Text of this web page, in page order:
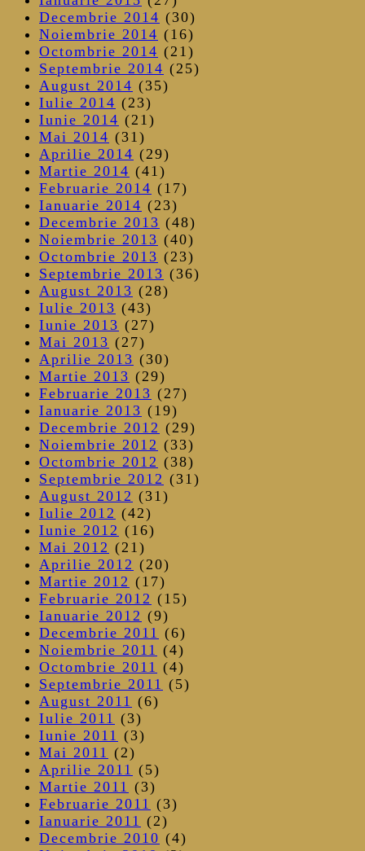
Decembrie 2014 (30)
Noiembrie 2014 (16)
Octombrie 2014 (21)
Septembrie 2014 (25)
August 2014 (35)
Iulie 2014 (23)
Iunie 2014 (21)
Mai 2014 (31)
Aprilie 2014 (29)
Martie 2014 (41)
Februarie 2014 (17)
Ianuarie 2014 (23)
Decembrie 2013 (48)
Noiembrie 2013 (40)
Octombrie 2013 (23)
Septembrie 2013 (36)
August 2013 (28)
Iulie 2013 (43)
Iunie 2013 (27)
Mai 2013 (27)
Aprilie 2013 (30)
Martie 2013 (29)
Februarie 2013 (27)
Ianuarie 2013 (19)
Decembrie 2012 (29)
Noiembrie 2012 (33)
Octombrie 2012 (38)
Septembrie 2012 (31)
August 2012 (31)
Iulie 2012 (42)
Iunie 2012 (16)
Mai 2012 (21)
Aprilie 2012 (20)
Martie 2012 (17)
Februarie 2012 (15)
Ianuarie 2012 (9)
Decembrie 2011 (6)
Noiembrie 2011 (4)
Octombrie 2011 (4)
Septembrie 2011 (5)
August 2011 (6)
Iulie 2011 (3)
Iunie 2011 (3)
Mai 2011 (2)
Aprilie 2011 (5)
Martie 2011 (3)
Februarie 2011 (3)
Ianuarie 2011 (2)
Decembrie 2010 (4)